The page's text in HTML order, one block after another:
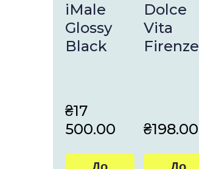
iMale
Glossy
Black
₴17
500.00
Dolce
Vita
Firenze
₴198.00